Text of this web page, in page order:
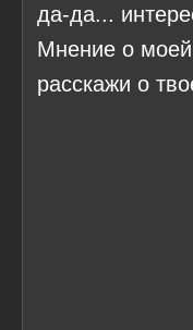
да-да...
Мнение о
расскажи о